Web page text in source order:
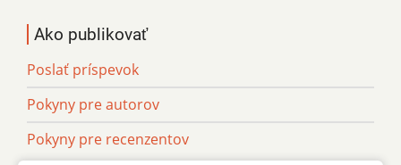
Ako publikovať
Poslať príspevok
Pokyny pre autorov
Pokyny pre recenzentov